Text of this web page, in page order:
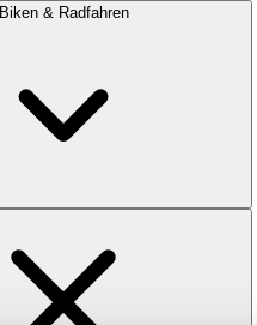
Biken & Radfahren